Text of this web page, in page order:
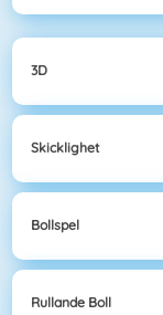
3D
Skicklighet
Bollspel
Rullande Boll